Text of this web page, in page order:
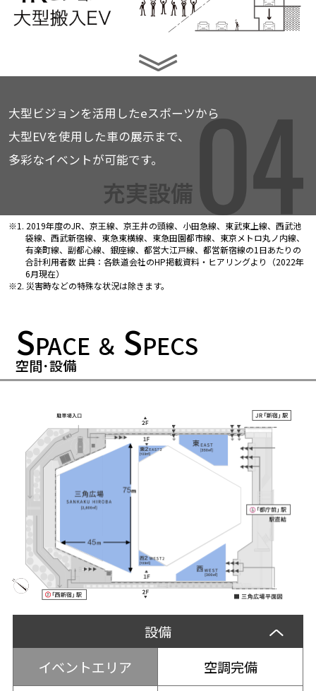
大型ビジョンを活用したeスポーツから
大型EVを使用した車の展示まで、
多彩なイベントが可能です。
※1. 2019年度のJR、京王線、京王井の頭線、小田急線、東武東上線、西武池
袋線、西武新宿線、東急東横線、東急田園都市線、東京メトロ丸ノ内線、
有楽町線、 副都心線、銀座線、都営大江戸線、都営新宿線の1日あたりの
合計利用者数 出典：各鉄道会社のHP掲載資料・ヒアリングより（2022年
6月現在）
※2. 災害時などの特殊な状況は除きます。
SPACE ＆ SPECS
空間･設備
設備
イベントエリア
空調完備